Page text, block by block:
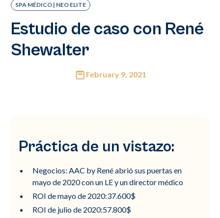
SPA MÉDICO | NEO ELITE
Estudio de caso con René
Shewalter
February 9, 2021
Práctica de un vistazo:
Negocios: AAC by René abrió sus puertas en
mayo de 2020 con un LE y un director médico
ROI de mayo de 2020:37.600$
ROI de julio de 2020:57.800$